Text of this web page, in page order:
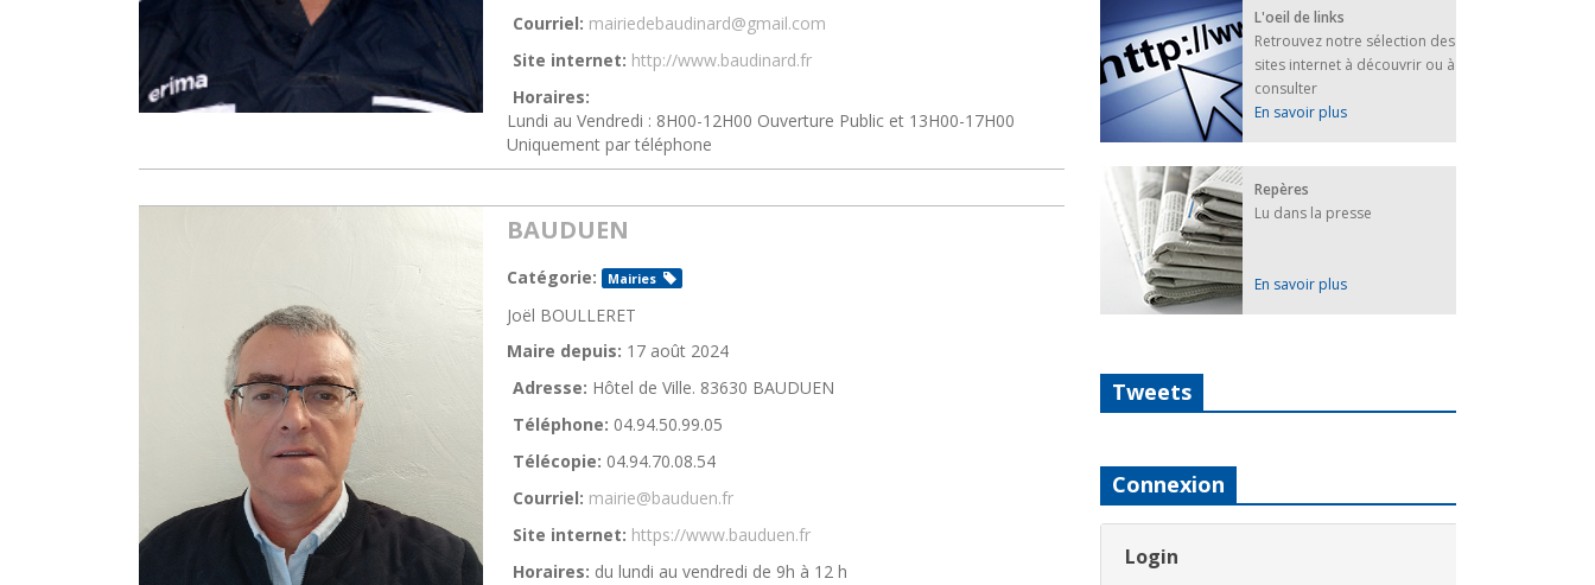
Courriel: mairiedebaudinard@gmail.com
Site internet: http://www.baudinard.fr
Horaires:
Lundi au Vendredi : 8H00-12H00 Ouverture Public et 13H00-17H00
Uniquement par téléphone
BAUDUEN
Catégorie: Mairies
Joël BOULLERET
Maire depuis: 17 août 2024
Adresse: Hôtel de Ville. 83630 BAUDUEN
Téléphone: 04.94.50.99.05
Télécopie: 04.94.70.08.54
Courriel: mairie@bauduen.fr
Site internet: https://www.bauduen.fr
Horaires: du lundi au vendredi de 9h à 12 h
L'oeil de links
Retrouvez notre sélection des
sites internet à découvrir ou à
consulter
En savoir plus
Repères
Lu dans la presse
En savoir plus
Tweets
Connexion
Login